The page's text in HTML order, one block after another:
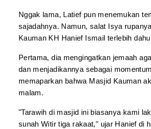
Nggak lama, Latief pun menemukan
sajadahnya. Namun, salat Isya
Kauman KH Hanief Ismail terlebih
Pertama, dia mengingatkan jemaah
dan menjadikannya sebagai
memaparkan bahwa Masjid Kauman
malam.
"Tarawih di masjid ini biasanya kami
sunah Witir tiga rakaat," ujar Hanief di